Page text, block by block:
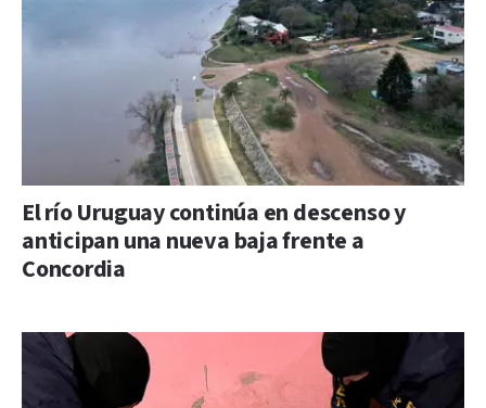
El río Uruguay continúa en descenso y
anticipan una nueva baja frente a
Concordia